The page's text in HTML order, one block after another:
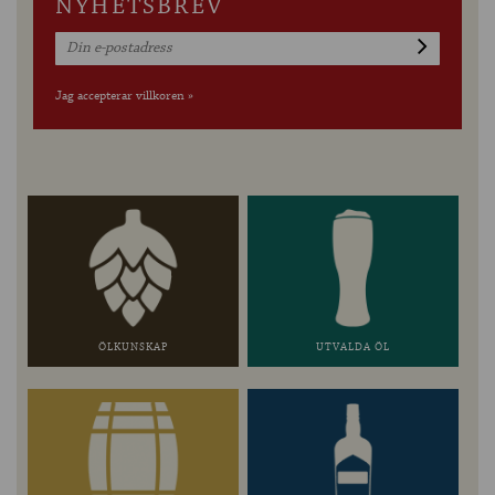
NYHETSBREV
Jag accepterar villkoren »
ÖLKUNSKAP UTVALDA ÖL